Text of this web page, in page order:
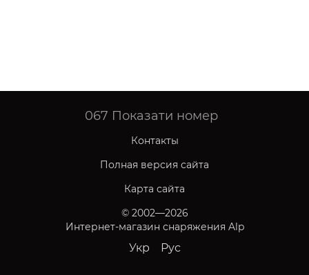
067 Показати номер
Контакты
Полная версия сайта
Карта сайта
© 2002—2026
Интернет-магазин снаряжения Alp
Укр Рус